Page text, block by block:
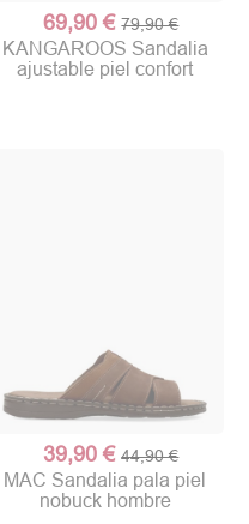
69,90 € 79,90 €
KANGAROOS Sandalia
ajustable piel confort
39,90 € 44,90 €
MAC Sandalia pala piel
nobuck hombre